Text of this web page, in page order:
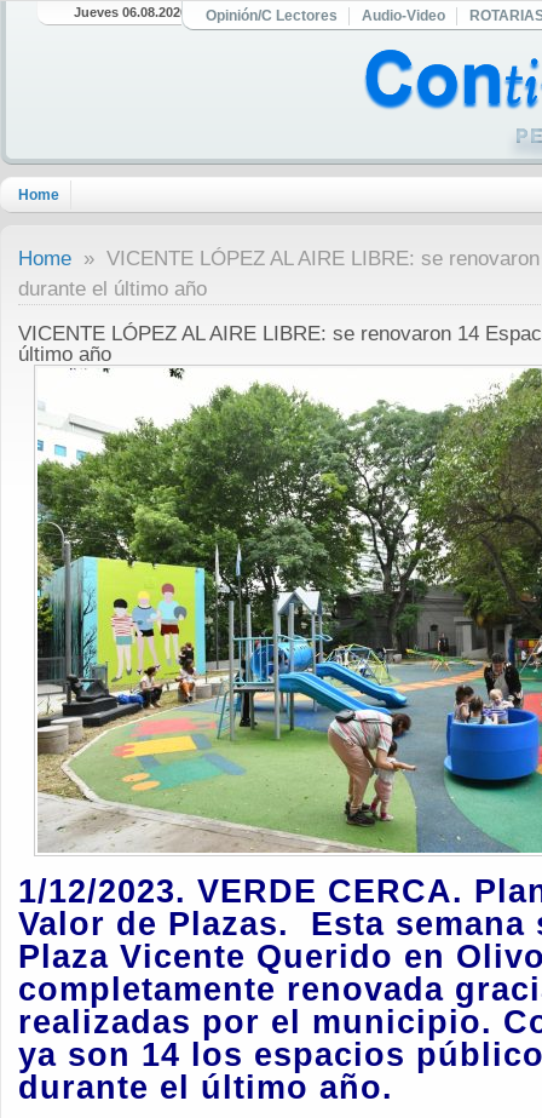
Jueves 06.08.2026 Opinión/C Lectores Audio-Video
Home
Home » VICENTE LÓPEZ AL AIRE LIBRE: se
durante el último año
VICENTE LÓPEZ AL AIRE LIBRE: se renovaron 14
último año
1/12/2023. VERDE CERCA.
Valor de Plazas. Esta
Plaza Vicente Querido en
completamente renovada
realizadas por el municipio.
ya son 14 los espacios
durante el último año.